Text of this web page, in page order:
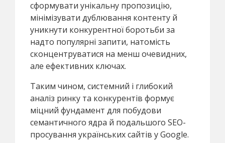
сформувати унікальну пропозицію,
мінімізувати дублювання контенту й
уникнути конкурентної боротьби за
надто популярні запити, натомість
сконцентруватися на менш очевидних,
але ефективних ключах.
Таким чином, системний і глибокий
аналіз ринку та конкурентів формує
міцний фундамент для побудови
семантичного ядра й подальшого SEO-
просування українських сайтів у Google.